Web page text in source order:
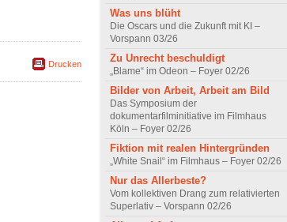
Drucken
Was uns blüht
Die Oscars und die Zukunft mit KI –
Vorspann 03/26
Zu Unrecht beschuldigt
„Blame“ im Odeon – Foyer 02/26
Bilder von Arbeit, Arbeit am Bild
Das Symposium der
dokumentarfilminitiative im Filmhaus
Köln – Foyer 02/26
Fiktion mit realen Hintergründen
„White Snail“ im Filmhaus – Foyer 02/26
Nur das Allerbeste?
Vom kollektiven Drang zum relativierten
Superlativ – Vorspann 02/26